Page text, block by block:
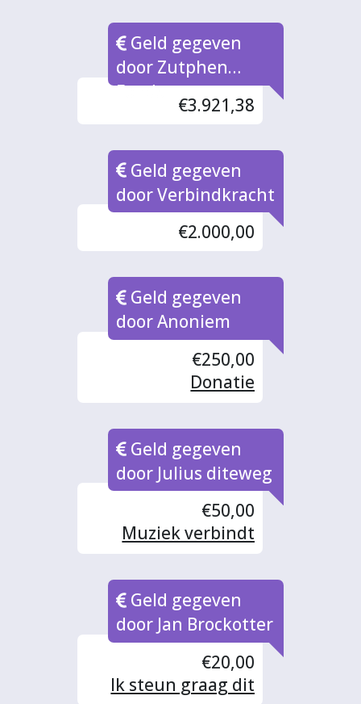
Geld gegeven
door Zutphen
Fonds
€3.921,38
Geld gegeven
door Verbindkracht
€2.000,00
Geld gegeven
door Anoniem
€250,00
Donatie
no.52
Geld gegeven
door Julius diteweg
€50,00
Muziek verbindt
Geld gegeven
door Jan Brockotter
€20,00
Ik steun graag dit